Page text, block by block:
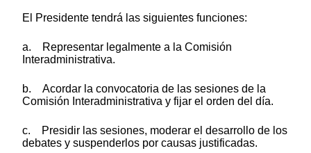
El Presidente tendrá las siguientes funciones:
a. Representar legalmente a la Comisión
Interadministrativa.
b. Acordar la convocatoria de las sesiones de la
Comisión Interadministrativa y fijar el orden del día.
c. Presidir las sesiones, moderar el desarrollo de los
debates y suspenderlos por causas justificadas.